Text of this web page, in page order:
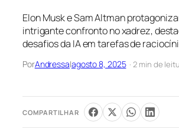
Elon Musk e Sam Altman
intrigante confronto no xadrez,
desafios da IA em tarefas de
PorAndressa|agosto 8, 2025 · 2 min de
COMPARTILHAR